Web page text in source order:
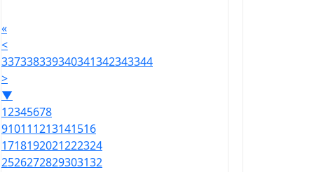
«
<
337338339340341342343344
>
▼
12345678
910111213141516
1718192021222324
2526272829303132